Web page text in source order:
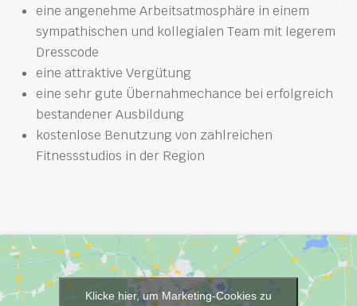
eine angenehme Arbeitsatmosphäre in einem
sympathischen und kollegialen Team mit legerem
Dresscode
eine attraktive Vergütung
eine sehr gute Übernahmechance bei erfolgreich
bestandener Ausbildung
kostenlose Benutzung von zahlreichen
Fitnessstudios in der Region
Klicke hier, um Marketing-Cookies zu